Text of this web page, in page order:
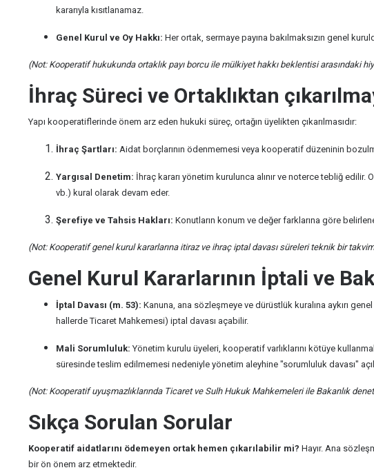
kararıyla kısıtlanamaz.
Genel Kurul ve Oy Hakkı: Her ortak, sermaye payına bakılmaksızın genel
(Not: Kooperatif hukukunda ortaklık payı borcu ile mülkiyet hakkı beklentisi arasındaki
İhraç Süreci ve Ortaklıktan
Yapı kooperatiflerinde önem arz eden hukuki süreç, ortağın üyelikten çıkarılmasıdır:
İhraç Şartları: Aidat borçlarının ödenmemesi veya kooperatif düzeninin
Yargısal Denetim: İhraç kararı yönetim kurulunca alınır ve noterce tebliğ edilir.
vb.) kural olarak devam eder.
Şerefiye ve Tahsis Hakları: Konutların konum ve değer farklarına göre
(Not: Kooperatif genel kurul kararlarına itiraz ve ihraç iptal davası süreleri teknik bir
Genel Kurul Kararlarının İptali ve
İptal Davası (m. 53): Kanuna, ana sözleşmeye ve dürüstlük kuralına aykırı
hallerde Ticaret Mahkemesi) iptal davası açabilir.
Mali Sorumluluk: Yönetim kurulu üyeleri, kooperatif varlıklarını kötüye
süresinde teslim edilmemesi nedeniyle yönetim aleyhine "sorumluluk davası"
(Not: Kooperatif uyuşmazlıklarında Ticaret ve Sulh Hukuk Mahkemeleri ile Bakanlık
Sıkça Sorulan Sorular
Kooperatif aidatlarını ödemeyen ortak hemen çıkarılabilir mi? Hayır. Ana
bir ön önem arz etmektedir.